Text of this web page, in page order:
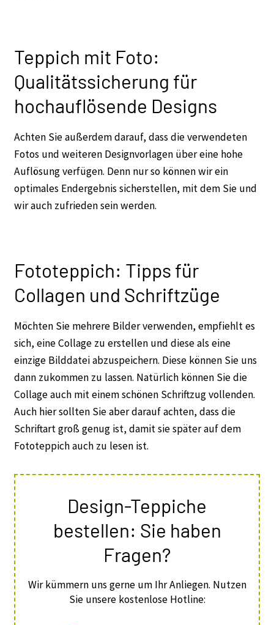
Teppich mit Foto:
Qualitätssicherung für
hochauflösende Designs
Achten Sie außerdem darauf, dass die verwendeten
Fotos und weiteren Designvorlagen über eine hohe
Auflösung verfügen. Denn nur so können wir ein
optimales Endergebnis sicherstellen, mit dem Sie und
wir auch zufrieden sein werden.
Fototeppich: Tipps für
Collagen und Schriftzüge
Möchten Sie mehrere Bilder verwenden, empfiehlt es
sich, eine Collage zu erstellen und diese als eine
einzige Bilddatei abzuspeichern. Diese können Sie uns
dann zukommen zu lassen. Natürlich können Sie die
Collage auch mit einem schönen Schriftzug vollenden.
Auch hier sollten Sie aber darauf achten, dass die
Schriftart groß genug ist, damit sie später auf dem
Fototeppich auch zu lesen ist.
Design-Teppiche
bestellen: Sie haben
Fragen?
Wir kümmern uns gerne um Ihr Anliegen. Nutzen
Sie unsere kostenlose Hotline: